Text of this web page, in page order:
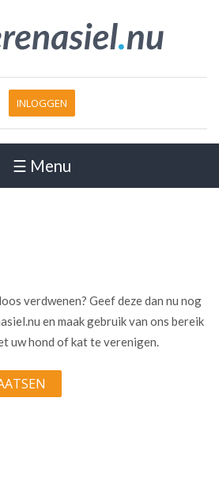
INLOGGEN
☰ Menu
verdwenen? Geef deze dan nu nog
en maak gebruik van ons bereik
uw hond of kat te verenigen.